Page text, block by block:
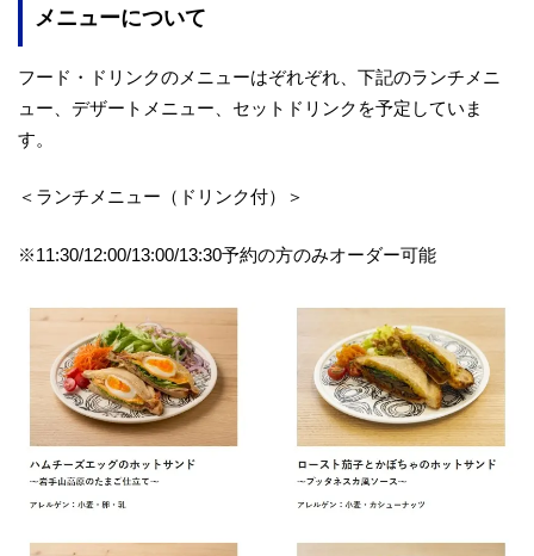
メニューについて
フード・ドリンクのメニューはぞれぞれ、下記のランチメニ
ュー、デザートメニュー、セットドリンクを予定していま
す。
＜ランチメニュー（ドリンク付）＞
※11:30/12:00/13:00/13:30予約の方のみオーダー可能